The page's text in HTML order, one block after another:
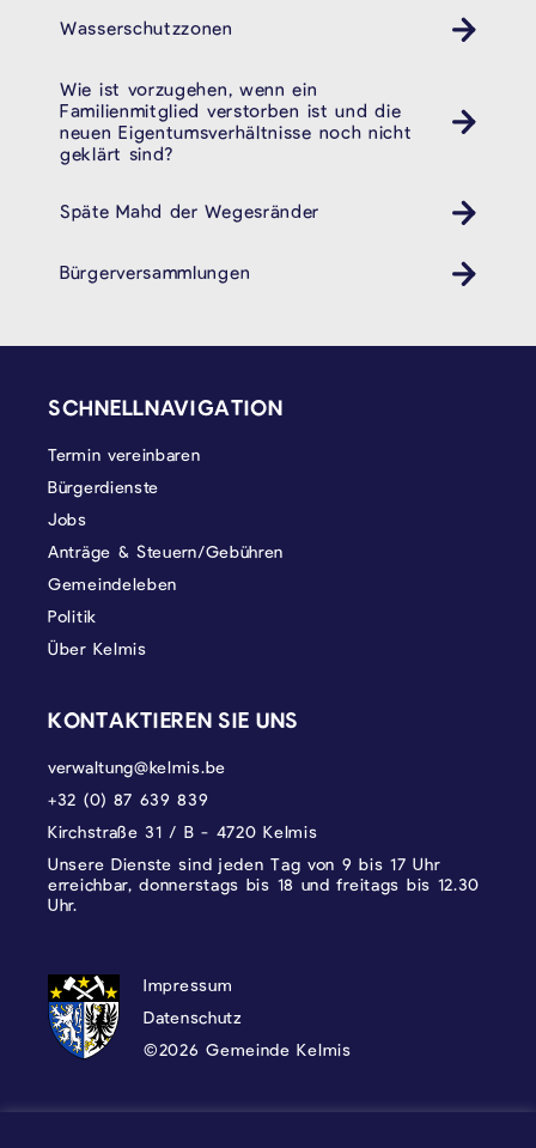
Wasserschutzzonen
Wie ist vorzugehen, wenn ein
Familienmitglied verstorben ist und die
neuen Eigentumsverhältnisse noch nicht
geklärt sind?
Späte Mahd der Wegesränder
Bürgerversammlungen
SCHNELLNAVIGATION
Termin vereinbaren
Bürgerdienste
Jobs
Anträge & Steuern/Gebühren
Gemeindeleben
Politik
Über Kelmis
KONTAKTIEREN SIE UNS
verwaltung@kelmis.be
+32 (0) 87 639 839
Kirchstraße 31 / B - 4720 Kelmis
Unsere Dienste sind jeden Tag von 9 bis 17 Uhr
erreichbar, donnerstags bis 18 und freitags bis 12.30
Uhr.
DATENSCHUTZ, IMPRESSUM UND
Impressum
Datenschutz
©2026 Gemeinde Kelmis